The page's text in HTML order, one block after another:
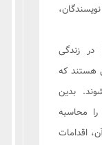
در زندگی
هستند که
بدین
محاسبه
اقدامات